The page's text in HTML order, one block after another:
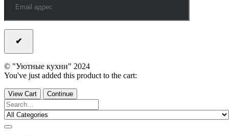
© "Уютные кухни" 2024
You've just added this product to the cart:
View Cart Continue